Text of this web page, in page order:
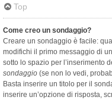
Top
Come creo un sondaggio?
Creare un sondaggio è facile:
modifichi il primo messaggio di
sotto lo spazio per l’inserimento
sondaggio (se non lo vedi,
Basta inserire un titolo per il
inserire un’opzione di risposta,